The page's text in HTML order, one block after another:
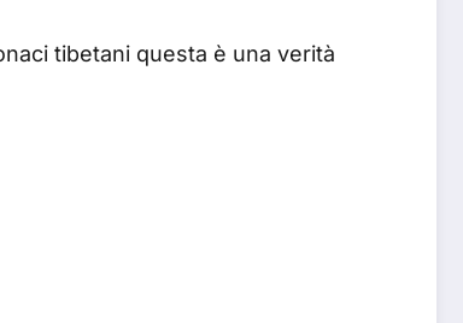
tibetani questa è una verità